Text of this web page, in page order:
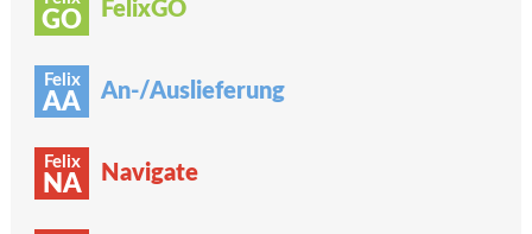
GO FelixGO
Felix
AA An-/Auslieferung
Felix
NA Navigate